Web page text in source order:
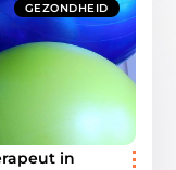
GEZONDHEID
in